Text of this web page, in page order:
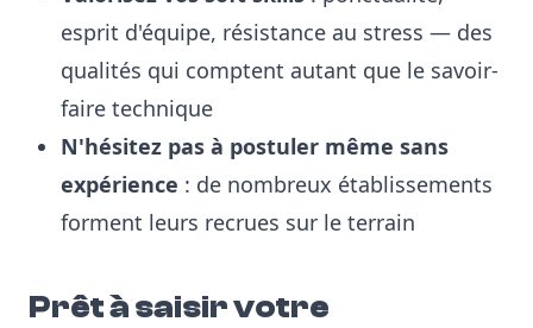
esprit d'équipe, résistance au stress — des
qualités qui comptent autant que le savoir-
faire technique
N'hésitez pas à postuler même sans
expérience : de nombreux établissements
forment leurs recrues sur le terrain
Prêt à saisir votre